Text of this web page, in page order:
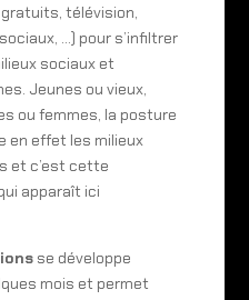
télévision,
…) pour s’infiltrer
sociaux et
Jeunes ou vieux,
ou femmes, la posture
en effet les milieux
et c’est cette
apparaît ici
se développe
mois et permet